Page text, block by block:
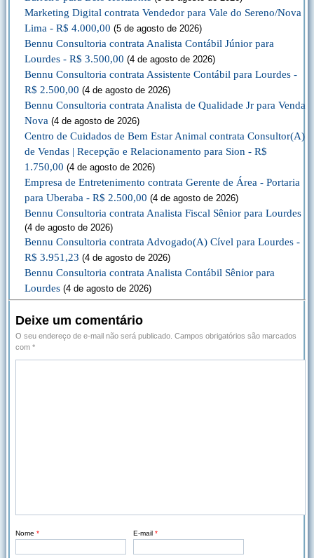
Marketing Digital contrata Vendedor para Vale do Sereno/Nova
Lima - R$ 4.000,00 (5 de agosto de 2026)
Bennu Consultoria contrata Analista Contábil Júnior para
Lourdes - R$ 3.500,00 (4 de agosto de 2026)
Bennu Consultoria contrata Assistente Contábil para Lourdes -
R$ 2.500,00 (4 de agosto de 2026)
Bennu Consultoria contrata Analista de Qualidade Jr para Venda
Nova (4 de agosto de 2026)
Centro de Cuidados de Bem Estar Animal contrata Consultor(A)
de Vendas | Recepção e Relacionamento para Sion - R$
1.750,00 (4 de agosto de 2026)
Empresa de Entretenimento contrata Gerente de Área - Portaria
para Uberaba - R$ 2.500,00 (4 de agosto de 2026)
Bennu Consultoria contrata Analista Fiscal Sênior para Lourdes
(4 de agosto de 2026)
Bennu Consultoria contrata Advogado(A) Cível para Lourdes -
R$ 3.951,23 (4 de agosto de 2026)
Bennu Consultoria contrata Analista Contábil Sênior para
Lourdes (4 de agosto de 2026)
Deixe um comentário
O seu endereço de e-mail não será publicado. Campos obrigatórios são marcados
com *
Nome * E-mail *